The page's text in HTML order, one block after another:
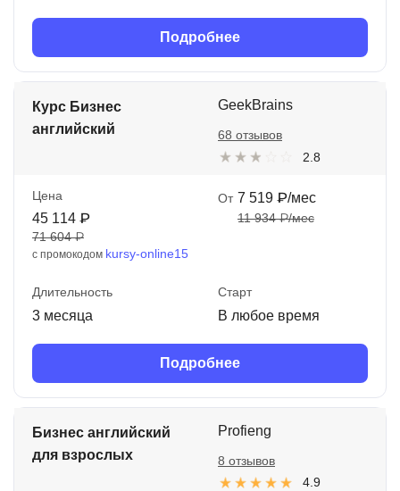
Подробнее
Курс Бизнес
английский
GeekBrains
2.8
68 отзывов
Цена
45 114 ₽
71 604 ₽
с промокодом kursy-online15
От 7 519 ₽/мес
11 934 ₽/мес
Длительность
3 месяца
Старт
В любое время
Подробнее
Бизнес английский
для взрослых
Profieng
4.9
8 отзывов